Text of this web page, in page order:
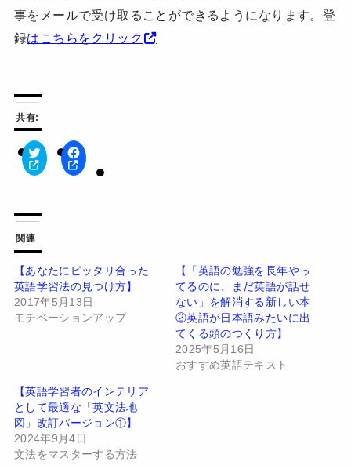
事をメールで受け取ることができるようになります。登
録はこちらをクリック
共有:
ク
リ
て
T
w
i
t
t
e
r
で
共
有
(
ン
ド
ウ
で
開
き
ま
す
F
a
有
す
る
に
は
ク
だ
さ
い
(
新
し
い
ウ
関連
【あなたにピッタリ合った
英語学習法の見つけ方】
2017年5月13日
モチベーションアップ
【「英語の勉強を長年やっ
てるのに、まだ英語が話せ
ない」を解消する新しい本
②英語が日本語みたいに出
てくる頭のつくり方】
2025年5月16日
おすすめ英語テキスト
【英語学習者のインテリア
として最適な「英文法地
図」改訂バージョン①】
2024年9月4日
文法をマスターする方法